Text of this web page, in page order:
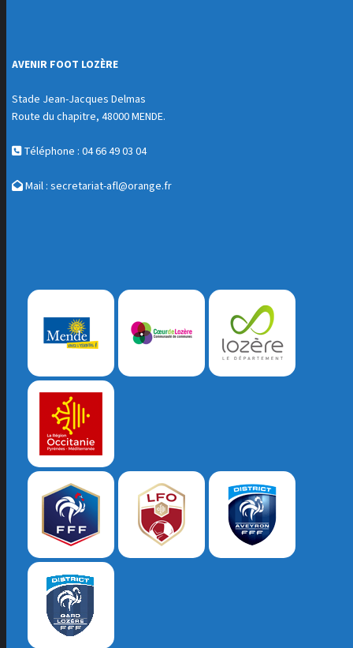
AVENIR FOOT LOZÈRE
Stade Jean-Jacques Delmas
Route du chapitre, 48000 MENDE.
Téléphone : 04 66 49 03 04
Mail : secretariat-afl@orange.fr